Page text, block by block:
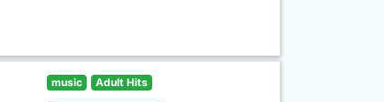
music Adult Hits